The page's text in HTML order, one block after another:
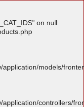
on null
models/
controllers/